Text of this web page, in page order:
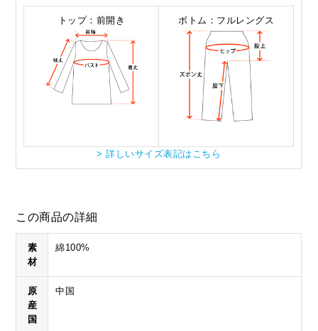
トップ：前開き ボトム：フルレングス
> 詳しいサイズ表記はこちら
この商品の詳細
素
材
綿100%
原
産
国
中国